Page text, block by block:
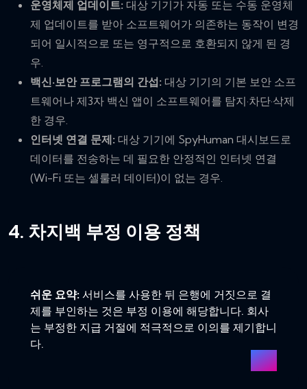
운영체제 업데이트: 대상 기기가 자동 또는 수동 운영체
제 업데이트를 받아 소프트웨어가 의존하는 동작이 변경
되어 일시적으로 또는 영구적으로 호환되지 않게 된 경
우.
백신·보안 프로그램의 간섭: 대상 기기의 기본 보안 소프
트웨어나 제3자 백신 앱이 소프트웨어를 탐지·차단·삭제
한 경우.
인터넷 연결 문제: 대상 기기에 SpyHuman 대시보드로
데이터를 전송하는 데 필요한 안정적인 인터넷 연결
(Wi-Fi 또는 셀룰러 데이터)이 없는 경우.
4. 차지백 부정 이용 정책
쉬운 요약: 서비스를 사용한 뒤 은행에 거짓으로 결
제를 부인하는 것은 부정 이용에 해당합니다. 회사
는 부정한 지급 거절에 적극적으로 이의를 제기합니
다.